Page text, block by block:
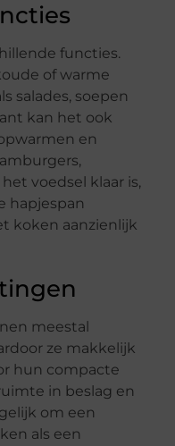
functies.
of warme
salades, soepen
kan het ook
en
voedsel klaar is,
hapjespan
koken aanzienlijk
meestal
ze makkelijk
hun compacte
in beslag en
om een
als een